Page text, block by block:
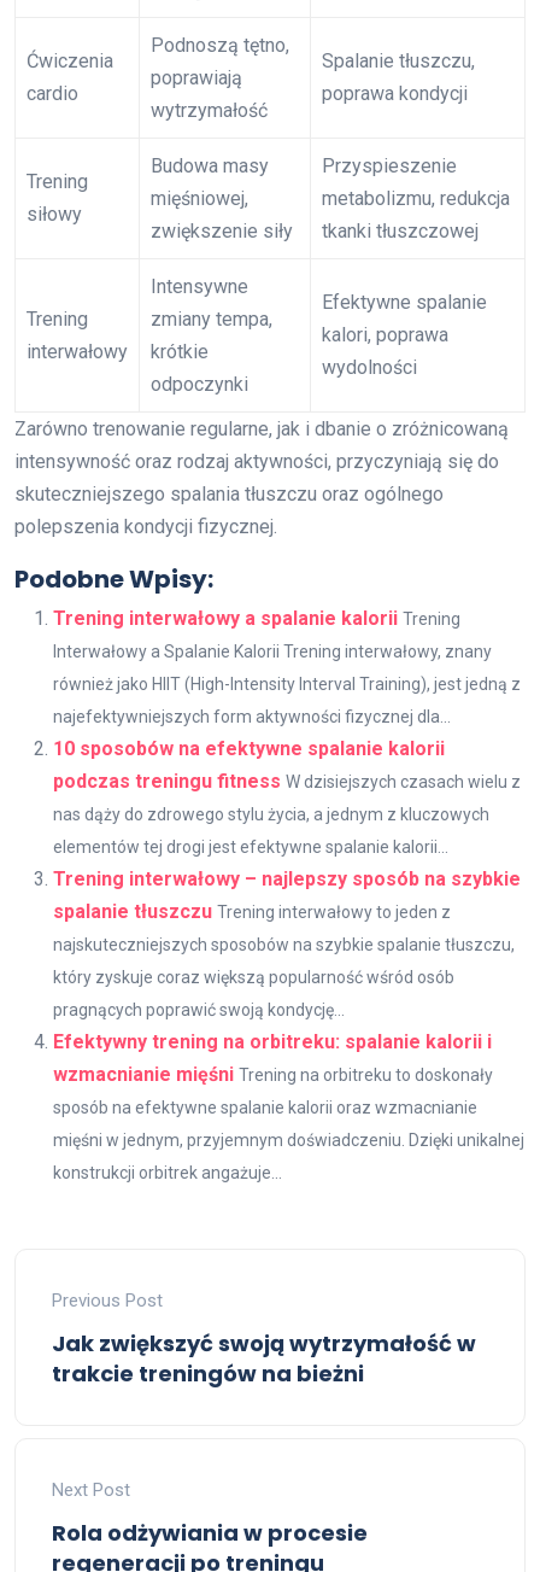
Ćwiczenia
cardio
Podnoszą tętno,
poprawiają
wytrzymałość
Spalanie tłuszczu,
poprawa kondycji
Trening
siłowy
Budowa masy
mięśniowej,
zwiększenie siły
Przyspieszenie
metabolizmu, redukcja
tkanki tłuszczowej
Trening
interwałowy
Intensywne
zmiany tempa,
krótkie
odpoczynki
Efektywne spalanie
kalori, poprawa
wydolności
Zarówno trenowanie regularne, jak i dbanie o zróżnicowaną
intensywność oraz rodzaj aktywności, przyczyniają się do
skuteczniejszego spalania tłuszczu oraz ogólnego
polepszenia kondycji fizycznej.
Podobne Wpisy:
Trening interwałowy a spalanie kalorii Trening
Interwałowy a Spalanie Kalorii Trening interwałowy, znany
również jako HIIT (High-Intensity Interval Training), jest jedną z
najefektywniejszych form aktywności fizycznej dla...
10 sposobów na efektywne spalanie kalorii
podczas treningu fitness W dzisiejszych czasach wielu z
nas dąży do zdrowego stylu życia, a jednym z kluczowych
elementów tej drogi jest efektywne spalanie kalorii...
Trening interwałowy – najlepszy sposób na szybkie
spalanie tłuszczu Trening interwałowy to jeden z
najskuteczniejszych sposobów na szybkie spalanie tłuszczu,
który zyskuje coraz większą popularność wśród osób
pragnących poprawić swoją kondycję...
Efektywny trening na orbitreku: spalanie kalorii i
wzmacnianie mięśni Trening na orbitreku to doskonały
sposób na efektywne spalanie kalorii oraz wzmacnianie
mięśni w jednym, przyjemnym doświadczeniu. Dzięki unikalnej
konstrukcji orbitrek angażuje...
Previous Post
Jak zwiększyć swoją wytrzymałość w
trakcie treningów na bieżni
Next Post
Rola odżywiania w procesie
regeneracji po treningu